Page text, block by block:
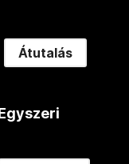
Átutalás